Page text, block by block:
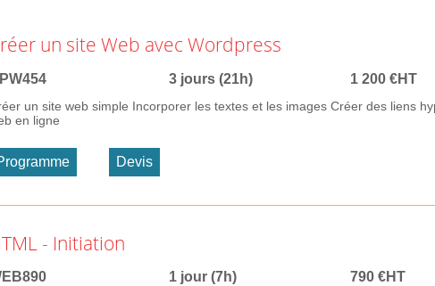
un site Web avec Wordpress
3 jours (21h) 1 200 €HT
un site web simple Incorporer les textes et les images Créer des liens
en ligne
Devis
- Initiation
1 jour (7h) 790 €HT